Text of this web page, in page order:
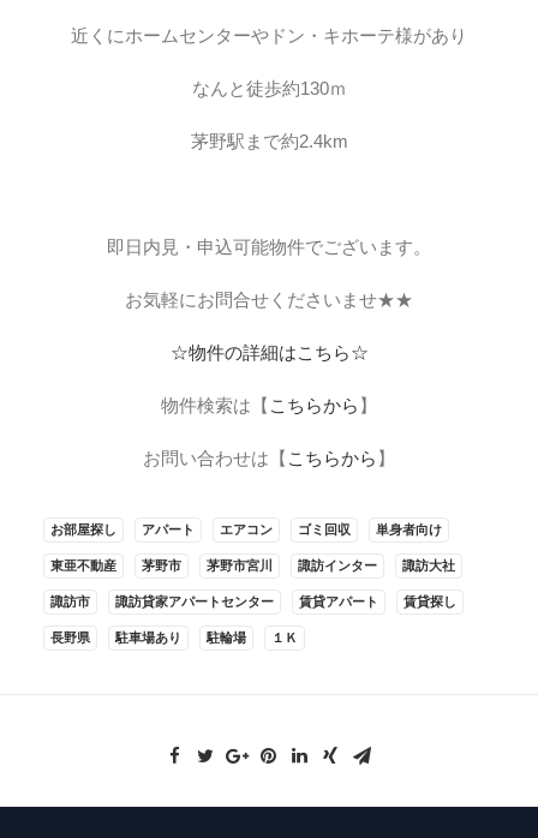
近くにホームセンターやドン・キホーテ様があり
なんと徒歩約130ｍ
茅野駅まで約2.4km
即日内見・申込可能物件でございます。
お気軽にお問合せくださいませ★★
☆物件の詳細はこちら☆
物件検索は【 こちらから 】
お問い合わせは【 こちらから 】
お部屋探し アパート エアコン ゴミ回収 単身者向け
東亜不動産 茅野市 茅野市宮川 諏訪インター 諏訪大社
諏訪市 諏訪貸家アパートセンター 賃貸アパート 賃貸探し
長野県 駐車場あり 駐輪場 １Ｋ